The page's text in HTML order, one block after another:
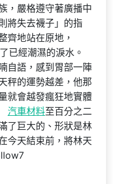
，嚴格遵守著廣播中
將失去襪子」的指
齊地站在原地，
已經潮濕的淚水。
自語，感到胃部一陣
秤的運勢越差，他那
就會越發瘋狂地實體
汽車材料至百分之二
了巨大的、形狀是林
今天結束前，將林天